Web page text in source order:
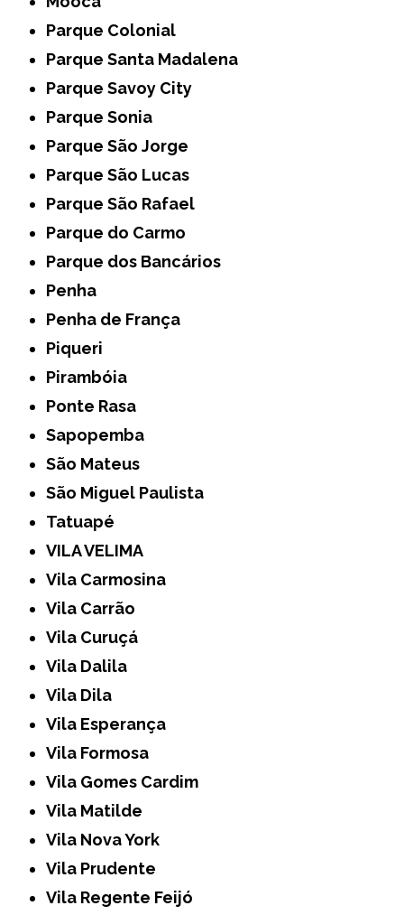
Parque Colonial
Parque Santa Madalena
Parque Savoy City
Parque Sonia
Parque São Jorge
Parque São Lucas
Parque São Rafael
Parque do Carmo
Parque dos Bancários
Penha
Penha de França
Piqueri
Pirambóia
Ponte Rasa
Sapopemba
São Mateus
São Miguel Paulista
Tatuapé
VILA VELIMA
Vila Carmosina
Vila Carrão
Vila Curuçá
Vila Dalila
Vila Dila
Vila Esperança
Vila Formosa
Vila Gomes Cardim
Vila Matilde
Vila Nova York
Vila Prudente
Vila Regente Feijó